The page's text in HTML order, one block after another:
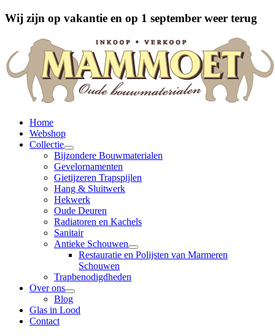
Wij zijn op vakantie en op 1 september weer terug
Home
Webshop
Collectie
Bijzondere Bouwmaterialen
Gevelornamenten
Gietijzeren Trapspijlen
Hang & Sluitwerk
Hekwerk
Oude Deuren
Radiatoren en Kachels
Sanitair
Antieke Schouwen
Restauratie en Polijsten van Marmeren
Schouwen
Trapbenodigdheden
Over ons
Blog
Glas in Lood
Contact